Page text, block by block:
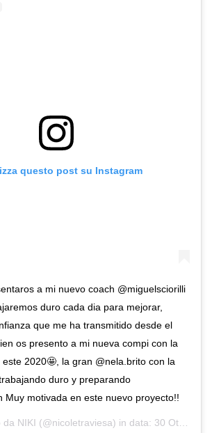
questo post su Instagram
a mi nuevo coach @miguelsciorilli
duro cada dia para mejorar,
que me ha transmitido desde el
os presento a mi nueva compi con la
2020🤩, la gran @nela.brito con la
duro y preparando
Muy motivada en este nuevo proyecto!!
da NIKI (@nicoletraviesa) in data: 30 Ott 2020 alle ore 1:33 PDT